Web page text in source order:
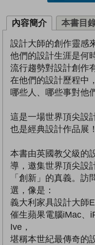
內容簡介 本書目
設計大師的創作靈感
他們的設計生涯是何
流行趨勢對設計創作
在他們的設計歷程中
哪些人、哪些事對他
這是一場世界頂尖設
也是經典設計作品展！
本書由英國教父級的
導，邀集世界頂尖設
「創新」的真義。訪
選，像是：
義大利家具設計大師
催生蘋果電腦iMac、
Ive，
堪稱本世紀最傳奇的